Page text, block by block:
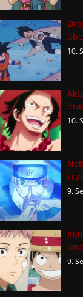
10.
10.
9.
9.